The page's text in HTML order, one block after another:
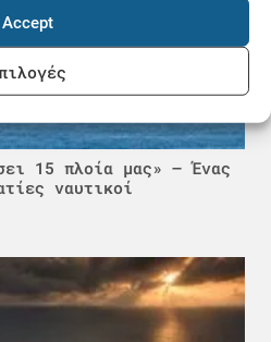
Accept
15 πλοία μας» – Ένας
ναυτικοί